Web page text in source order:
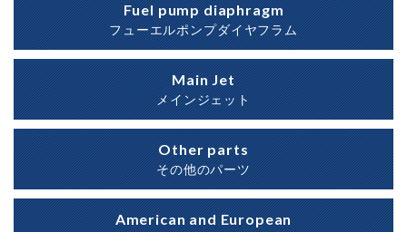
Fuel pump diaphragm
フューエルポンプダイヤフラム
Main Jet
メインジェット
Other parts
その他のパーツ
American and European